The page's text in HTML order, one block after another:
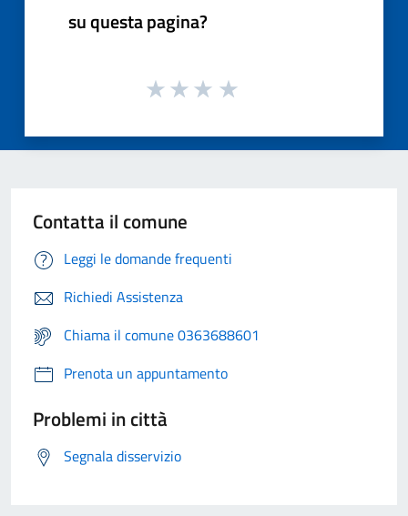
su questa pagina?
Contatta il comune
Leggi le domande frequenti
Richiedi Assistenza
Chiama il comune 0363688601
Prenota un appuntamento
Problemi in città
Segnala disservizio